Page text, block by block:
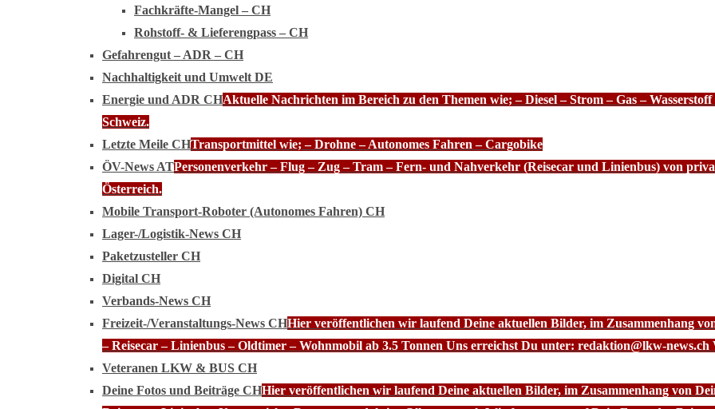
Fachkräfte-Mangel – CH
Rohstoff- & Lieferengpass – CH
Gefahrengut – ADR – CH
Nachhaltigkeit und Umwelt DE
Energie und ADR CHAktuelle Nachrichten im Bereich zu den Themen wie; – Diesel – Strom – Gas –
Schweiz.
Letzte Meile CHTransportmittel wie; – Drohne – Autonomes Fahren – Cargobike
ÖV-News ATPersonenverkehr – Flug – Zug – Tram – Fern- und Nahverkehr (Reisecar und Linienbus) von
Österreich.
Mobile Transport-Roboter (Autonomes Fahren) CH
Lager-/Logistik-News CH
Paketzusteller CH
Digital CH
Verbands-News CH
Freizeit-/Veranstaltungs-News CHHier veröffentlichen wir laufend Deine aktuellen Bilder, im Zusammenhang
– Reisecar – Linienbus – Oldtimer – Wohnmobil ab 3.5 Tonnen Uns erreichst Du unter: redaktion@lkw-
Veteranen LKW & BUS CH
Deine Fotos und Beiträge CHHier veröffentlichen wir laufend Deine aktuellen Bilder, im Zusammenhang von